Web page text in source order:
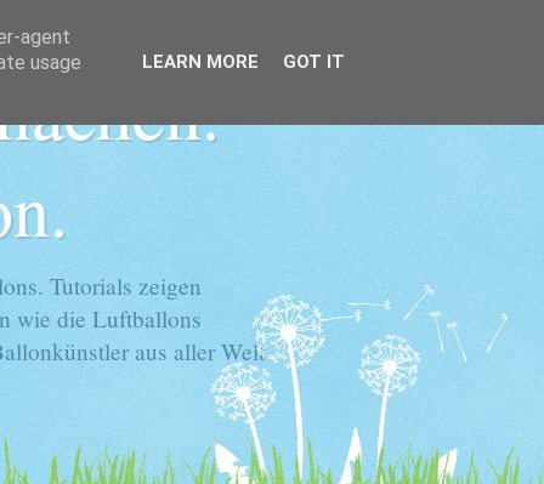
Tutorials zeigen
wie die Luftballons
aus aller Welt
agent
usage
LEARN MORE GOT IT